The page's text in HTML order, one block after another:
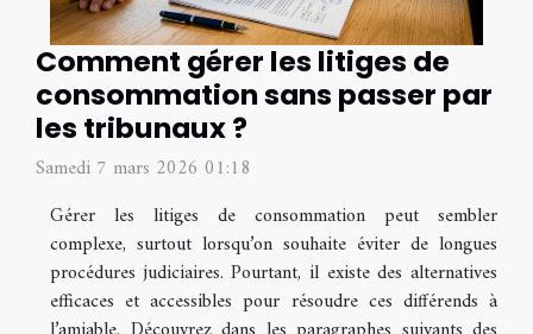
Comment gérer les litiges de
consommation sans passer par
les tribunaux ?
Samedi 7 mars 2026 01:18
Gérer les litiges de consommation peut sembler
complexe, surtout lorsqu’on souhaite éviter de longues
procédures judiciaires. Pourtant, il existe des alternatives
efficaces et accessibles pour résoudre ces différends à